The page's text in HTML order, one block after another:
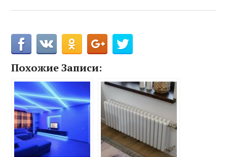
Похожие Записи: